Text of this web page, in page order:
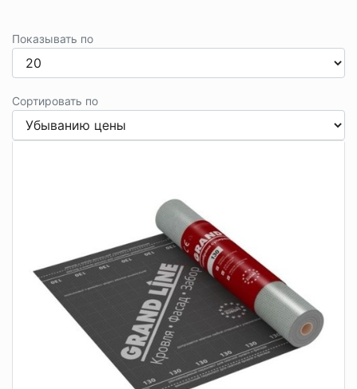
Показывать по
Сортировать по